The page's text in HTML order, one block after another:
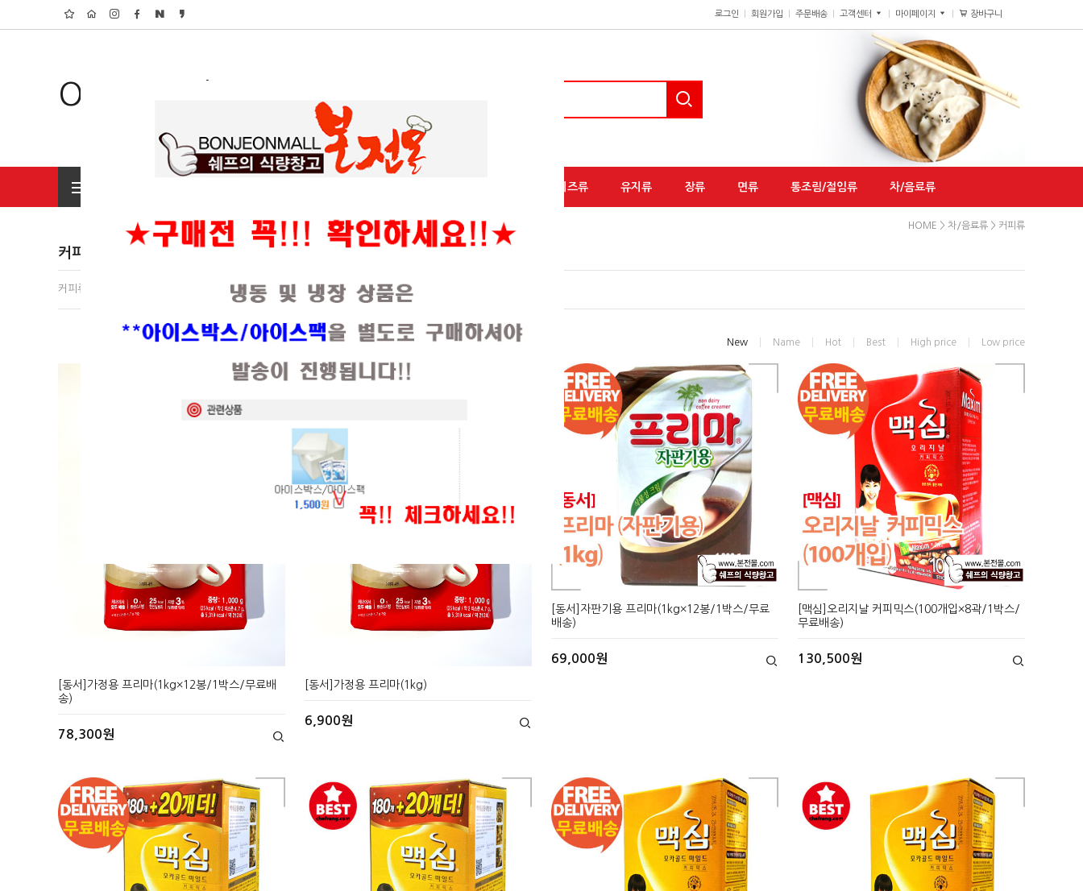
로그인 회원가입 주문배송 고객센터 마이페이지 장바구니
Organic Shop
유가공/치즈류 유지류 장류 면류 통조림/절임류 차/음료류
HOME > 차/음료류 > 커피류
커피류
커피류(25) 음료류(43) 시럽류(69) 원액류(40)
New Name Hot Best High price Low price
[동서]가정용 프리마(1kg×12봉/1박스/무료배
송)
78,300원
[동서]가정용 프리마(1kg)
6,900원
[동서]자판기용 프리마(1kg×12봉/1박스/무료
배송)
69,000원
[맥심]오리지날 커피믹스(100개입×8곽/1박스/
무료배송)
130,500원
현재의 메세지창을 다시 표시하지 않음 CLOSE X
현재의 메세지창을 다시 표시하지 않음 CLOSE X